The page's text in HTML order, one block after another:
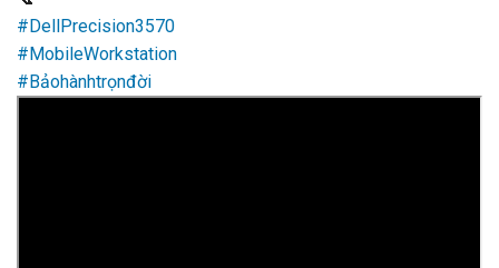
#DellPrecision3570
#MobileWorkstation
#Bảohànhtrọnđời